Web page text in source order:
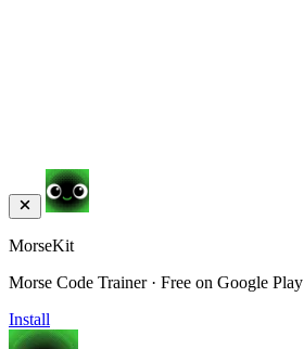
MorseKit
Morse Code Trainer · Free on Google Play
Install